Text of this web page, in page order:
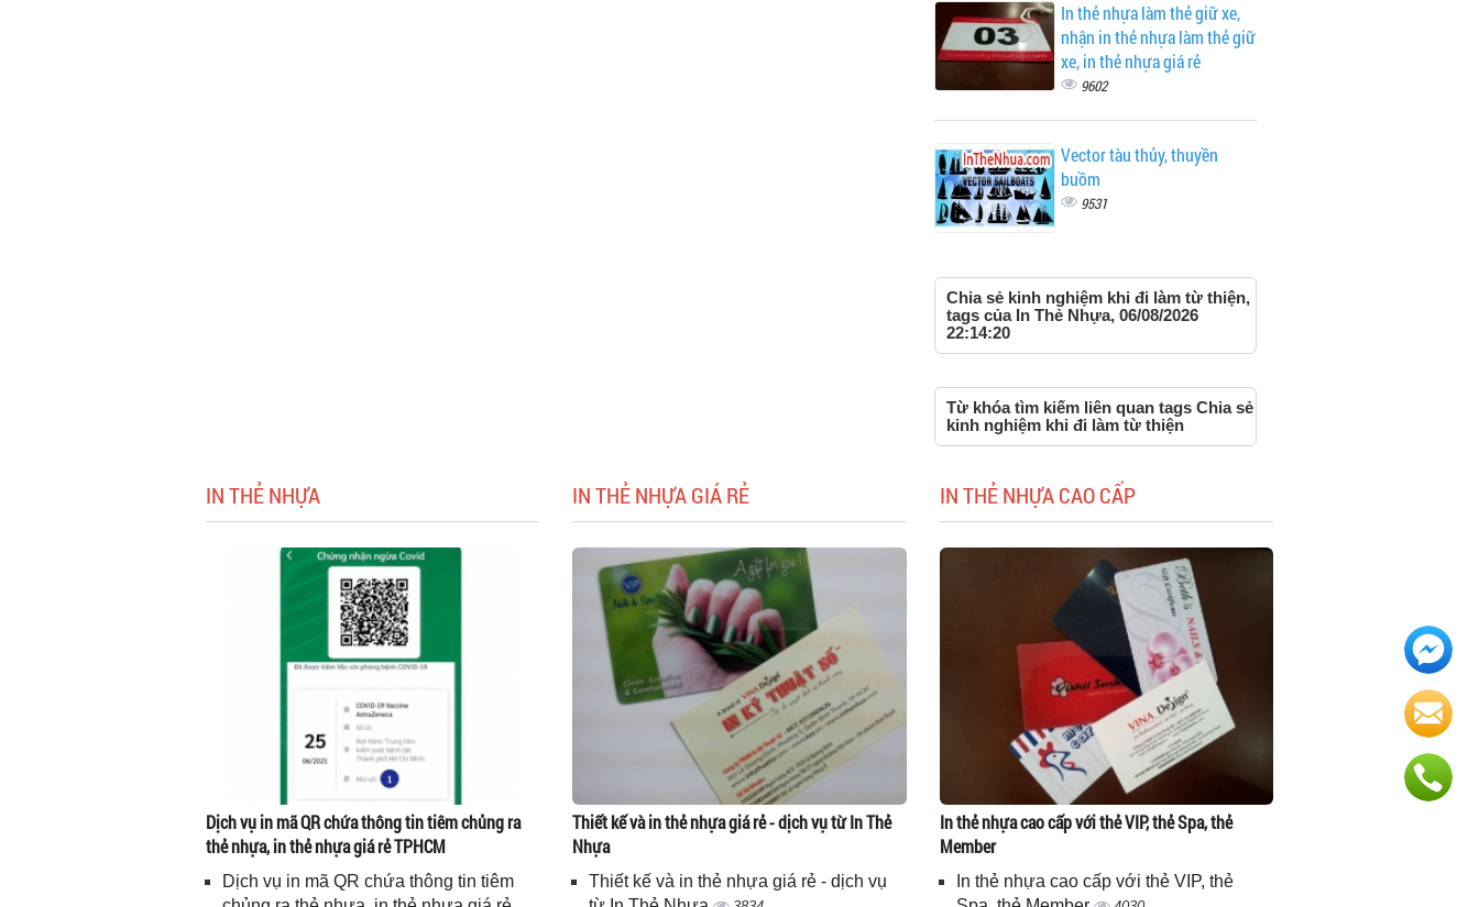
In thẻ nhựa làm thẻ giữ xe,
nhận in thẻ nhựa làm thẻ giữ
xe, in thẻ nhựa giá rẻ
9602
Vector tàu thủy, thuyền
buồm
9531
Chia sẻ kinh nghiệm khi đi làm từ thiện,
tags của In Thẻ Nhựa, 06/08/2026
22:14:20
Từ khóa tìm kiếm liên quan tags Chia sẻ
kinh nghiệm khi đi làm từ thiện
IN THẺ NHỰA
Dịch vụ in mã QR chứa thông tin tiêm chủng ra
thẻ nhựa, in thẻ nhựa giá rẻ TPHCM
Dịch vụ in mã QR chứa thông tin tiêm
IN THẺ NHỰA GIÁ RẺ
Thiết kế và in thẻ nhựa giá rẻ - dịch vụ từ In Thẻ
Nhựa
Thiết kế và in thẻ nhựa giá rẻ - dịch vụ
IN THẺ NHỰA CAO CẤP
In thẻ nhựa cao cấp với thẻ VIP, thẻ Spa, thẻ
Member
In thẻ nhựa cao cấp với thẻ VIP, thẻ